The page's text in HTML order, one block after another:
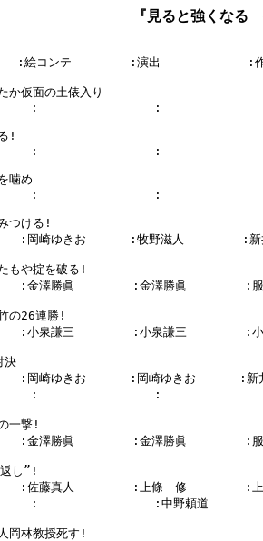
『見ると強くな
:絵コンテ        :演出            :作
仮面の土俵入り
:                :
!
:                :
噛め
:                :
つける!
:岡崎ゆきお      :牧野滋人        :新
もや掟を破る!
:金澤勝眞        :金澤勝眞        :服
の26連勝!
:小泉謙三        :小泉謙三        :小
決
:岡崎ゆきお      :岡崎ゆきお      :新
:                :
一撃!
:金澤勝眞        :金澤勝眞        :服
し”!
:佐藤真人        :上條　修        :上
:                :中野頼道
岡林教授死す!